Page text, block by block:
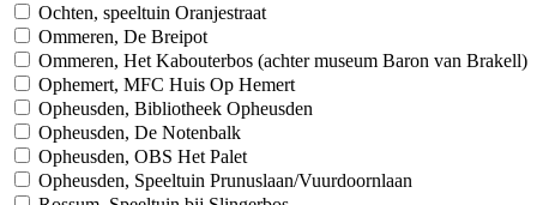
Ochten, speeltuin Oranjestraat
Ommeren, De Breipot
Ommeren, Het Kabouterbos (achter museum Baron van Brakell)
Ophemert, MFC Huis Op Hemert
Opheusden, Bibliotheek Opheusden
Opheusden, De Notenbalk
Opheusden, OBS Het Palet
Opheusden, Speeltuin Prunuslaan/Vuurdoornlaan